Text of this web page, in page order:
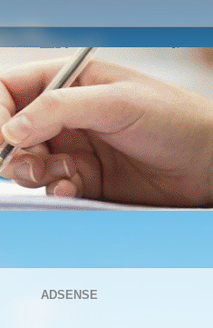
ADSENSE